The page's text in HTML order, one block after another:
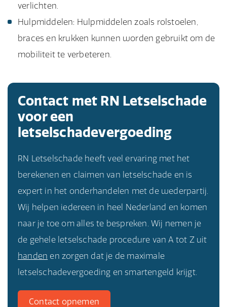
verlichten.
Hulpmiddelen: Hulpmiddelen zoals rolstoelen,
braces en krukken kunnen worden gebruikt om de
mobiliteit te verbeteren.
Contact met RN Letselschade
voor een
letselschadevergoeding
RN Letselschade heeft veel ervaring met het
berekenen en claimen van letselschade en is
expert in het onderhandelen met de wederpartij.
Wij helpen iedereen in heel Nederland en komen
naar je toe om alles te bespreken. Wij nemen je
de gehele letselschade procedure van A tot Z uit
handen en zorgen dat je de maximale
letselschadevergoeding en smartengeld krijgt.
Contact opnemen